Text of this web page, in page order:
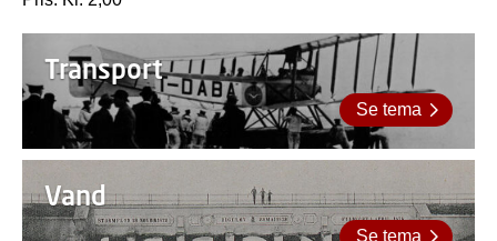
Transport
Se tema
Vand
Se tema